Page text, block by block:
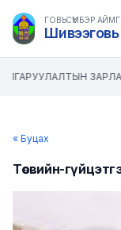
ГОВЬСҮМБЭР
« Буцах
Төсвийн-